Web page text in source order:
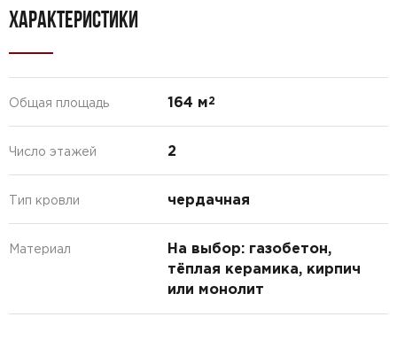
ХАРАКТЕРИСТИКИ
Общая площадь 164 м2
Число этажей 2
Тип кровли чердачная
Материал
На выбор: газобетон,
тёплая керамика, кирпич
или монолит